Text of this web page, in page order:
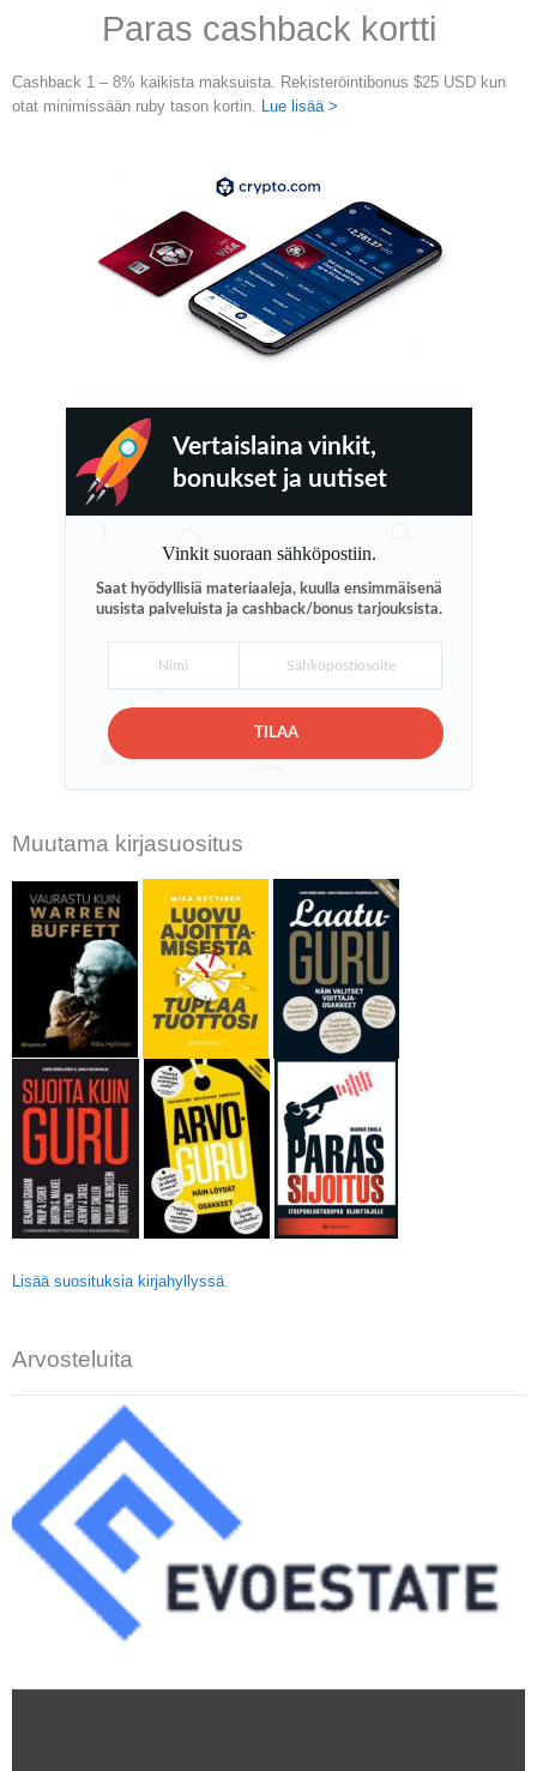
Paras cashback kortti
Cashback 1 – 8% kaikista maksuista. Rekisteröintibonus $25 USD kun
otat minimissään ruby tason kortin. Lue lisää >
Vertaislaina vinkit,
bonukset ja uutiset
Vinkit suoraan sähköpostiin.
Saat hyödyllisiä materiaaleja, kuulla ensimmäisenä
uusista palveluista ja cashback/bonus tarjouksista.
TILAA
Muutama kirjasuositus
Lisää suosituksia kirjahyllyssä
Arvosteluita